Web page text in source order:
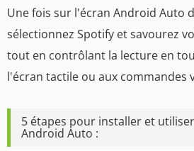
Une fois sur l'écran Android Auto
sélectionnez Spotify et savourez
tout en contrôlant la lecture en
l'écran tactile ou aux commandes
5 étapes pour installer et
Android Auto :